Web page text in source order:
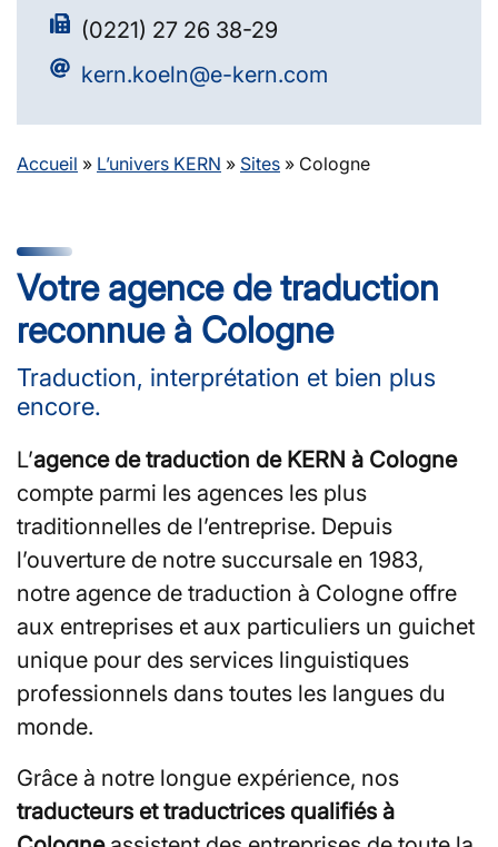
(0221) 27 26 38-29
kern.koeln@e-kern.com
Accueil » L’univers KERN » Sites » Cologne
Votre agence de traduction
reconnue à Cologne
Traduction, interprétation et bien plus
encore.
L’agence de traduction de KERN à Cologne
compte parmi les agences les plus
traditionnelles de l’entreprise. Depuis
l’ouverture de notre succursale en 1983,
notre agence de traduction à Cologne offre
aux entreprises et aux particuliers un guichet
unique pour des services linguistiques
professionnels dans toutes les langues du
monde.
Grâce à notre longue expérience, nos
traducteurs et traductrices qualifiés à